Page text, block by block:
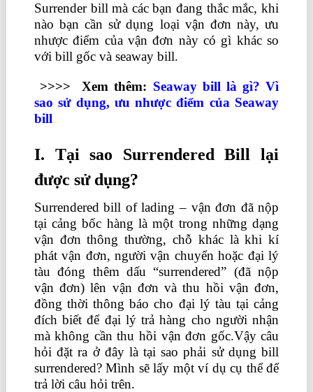
Surrender bill mà các bạn đang thắc mắc, khi
nào bạn cần sử dụng loại vận đơn này, ưu
nhược điểm của vận đơn này có gì khác so
với bill gốc và seaway bill.
>>>> Xem thêm: Seaway bill là gì? Vì
sao sử dụng, ưu nhược điểm của Seaway
bill
I. Tại sao Surrendered Bill lại
được sử dụng?
Surrendered bill of lading – vận đơn đã nộp
tại cảng bốc hàng là một trong những dạng
vận đơn thông thường, chỗ khác là khi kí
phát vận đơn, người vận chuyển hoặc đại lý
tàu đóng thêm dấu “surrendered” (đã nộp
vận đơn) lên vận đơn và thu hồi vận đơn,
đồng thời thông báo cho đại lý tàu tại cảng
đích biết để đại lý trả hàng cho người nhận
mà không cần thu hồi vận đơn gốc.Vậy câu
hỏi đặt ra ở đây là tại sao phải sử dụng bill
surrendered? Mình sẽ lấy một ví dụ cụ thể để
trả lời câu hỏi trên.